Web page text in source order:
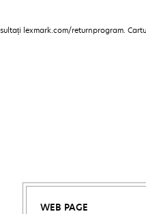
lexmark.com/returnprogram.
WEB PAGE